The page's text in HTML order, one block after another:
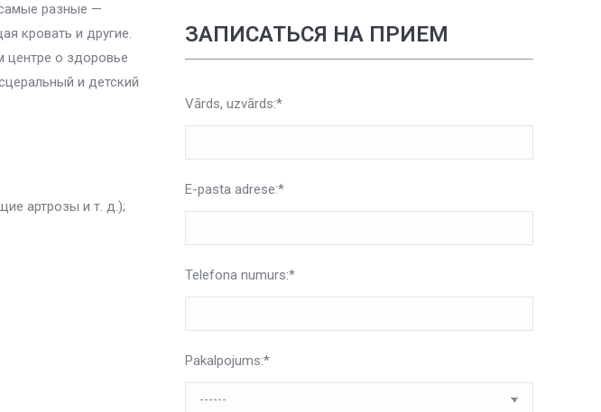
разные —
кровать и другие.
центре о здоровье
и детский
артрозы и т. д.);
ЗАПИСАТЬСЯ НА ПРИЕМ
Vārds, uzvārds:*
E-pasta adrese:*
Telefona numurs:*
Pakalpojums:*